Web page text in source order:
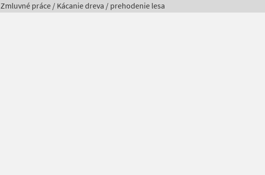
Zmluvné práce / Kácanie dreva / prehodenie lesa